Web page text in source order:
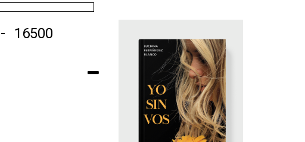
-